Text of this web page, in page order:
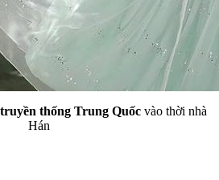
thống Trung Quốc vào thời nhà
Hán